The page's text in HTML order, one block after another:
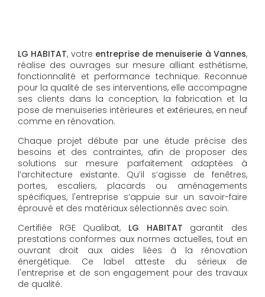
LG HABITAT, votre entreprise de menuiserie à Vannes,
réalise des ouvrages sur mesure alliant esthétisme,
fonctionnalité et performance technique. Reconnue
pour la qualité de ses interventions, elle accompagne
ses clients dans la conception, la fabrication et la
pose de menuiseries intérieures et extérieures, en neuf
comme en rénovation.
Chaque projet débute par une étude précise des
besoins et des contraintes, afin de proposer des
solutions sur mesure parfaitement adaptées à
l’architecture existante. Qu’il s’agisse de fenêtres,
portes, escaliers, placards ou aménagements
spécifiques, l'entreprise s’appuie sur un savoir-faire
éprouvé et des matériaux sélectionnés avec soin.
Certifiée RGE Qualibat, LG HABITAT garantit des
prestations conformes aux normes actuelles, tout en
ouvrant droit aux aides liées à la rénovation
énergétique. Ce label atteste du sérieux de
l'entreprise et de son engagement pour des travaux
de qualité.